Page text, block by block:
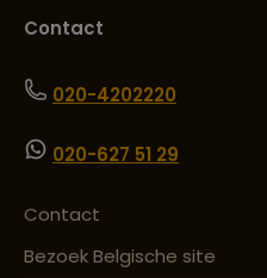
Contact
020-4202220
020-627 51 29
Contact
Bezoek Belgische site